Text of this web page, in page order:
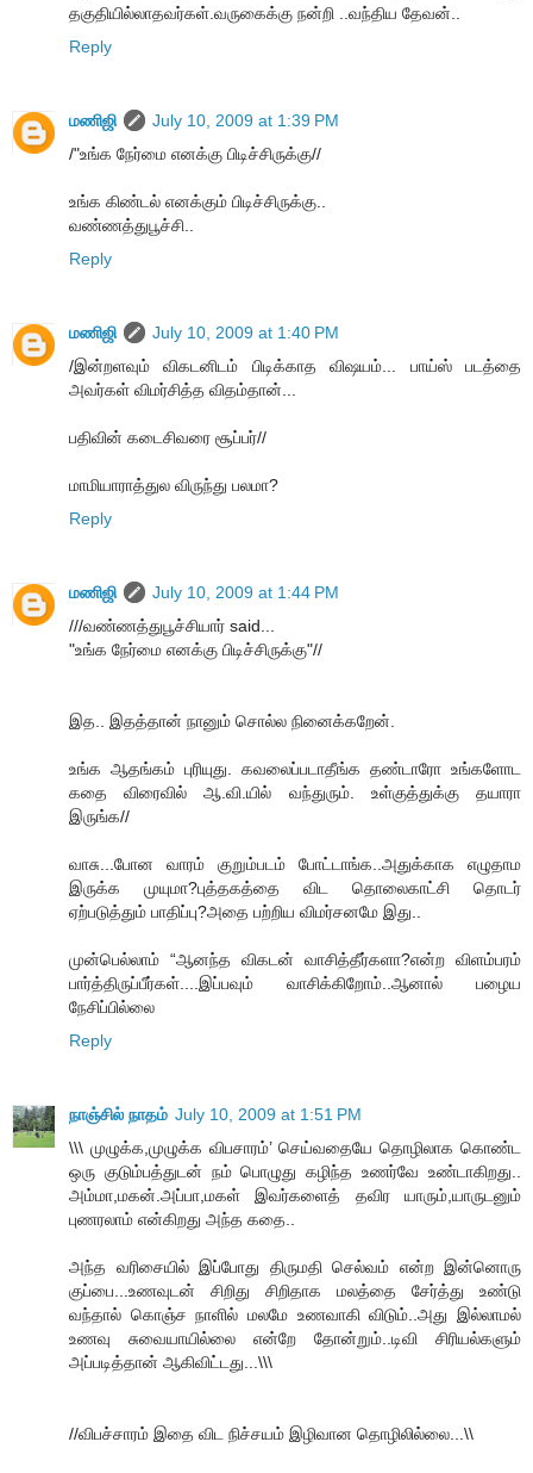
தகுதியில்லாதவர்கள்.வருகைக்கு நன்றி ..வந்திய தேவன்..
Reply
மணிஜி
July 10, 2009 at 1:39 PM
/"உங்க நேர்மை எனக்கு பிடிச்சிருக்கு//
உங்க கிண்டல் எனக்கும் பிடிச்சிருக்கு..
வண்ணத்துபூச்சி..
Reply
மணிஜி
July 10, 2009 at 1:40 PM
/இன்றளவும் விகடனிடம் பிடிக்காத விஷயம்... பாய்ஸ் படத்தை
அவர்கள் விமர்சித்த விதம்தான்...
பதிவின் கடைசிவரை சூப்பர்//
மாமியாராத்துல விருந்து பலமா?
Reply
மணிஜி
July 10, 2009 at 1:44 PM
///வண்ணத்துபூச்சியார் said...
"உங்க நேர்மை எனக்கு பிடிச்சிருக்கு"//
இத.. இதத்தான் நானும் சொல்ல நினைக்கறேன்.
உங்க ஆதங்கம் புரியுது. கவலைப்படாதீங்க தண்டாரோ உங்களோட
கதை விரைவில் ஆ.வி.யில் வந்துரும். உள்குத்துக்கு தயாரா
இருங்க//
வாசு...போன வாரம் குறும்படம் போட்டாங்க..அதுக்காக எழுதாம
இருக்க முயுமா?புத்தகத்தை விட தொலைகாட்சி தொடர்
ஏற்படுத்தும் பாதிப்பு?அதை பற்றிய விமர்சனமே இது..
முன்பெல்லாம் “ஆனந்த விகடன் வாசித்தீர்களா?என்ற விளம்பரம்
பார்த்திருப்பீர்கள்....இப்பவும் வாசிக்கிறோம்..ஆனால் பழைய
நேசிப்பில்லை
Reply
நாஞ்சில் நாதம் July 10, 2009 at 1:51 PM
\\\ முழுக்க,முழுக்க விபசாரம்’ செய்வதையே தொழிலாக கொண்ட
ஒரு குடும்பத்துடன் நம் பொழுது கழிந்த உணர்வே உண்டாகிறது..
அம்மா,மகன்.அப்பா,மகள் இவர்களைத் தவிர யாரும்,யாருடனும்
புணரலாம் என்கிறது அந்த கதை..
அந்த வரிசையில் இப்போது திருமதி செல்வம் என்ற இன்னொரு
குப்பை...உணவுடன் சிறிது சிறிதாக மலத்தை சேர்த்து உண்டு
வந்தால் கொஞ்ச நாளில் மலமே உணவாகி விடும்..அது இல்லாமல்
உணவு சுவையாயில்லை என்றே தோன்றும்..டிவி சிரியல்களும்
அப்படித்தான் ஆகிவிட்டது...\\\
//விபச்சாரம் இதை விட நிச்சயம் இழிவான தொழிலில்லை...\\